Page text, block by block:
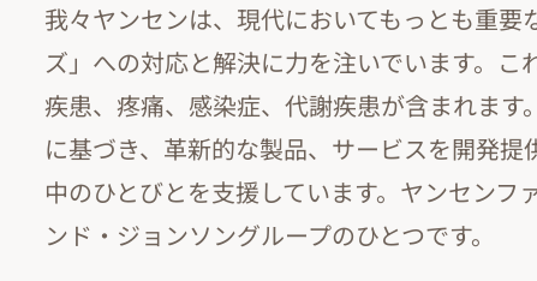
我々ヤンセンは、現代においてもっとも重
ズ」への対応と解決に力を注いでいます。
疾患、疼痛、感染症、代謝疾患が含まれま
に基づき、革新的な製品、サービスを開発
中のひとびとを支援しています。ヤンセン
ンド・ジョンソングループのひとつです。